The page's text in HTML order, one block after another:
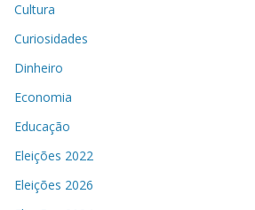
Cultura
Curiosidades
Dinheiro
Economia
Educação
Eleições 2022
Eleições 2026